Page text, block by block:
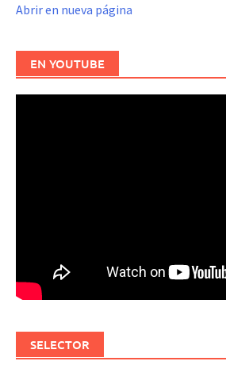
Abrir en nueva página
EN YOUTUBE
SELECTOR